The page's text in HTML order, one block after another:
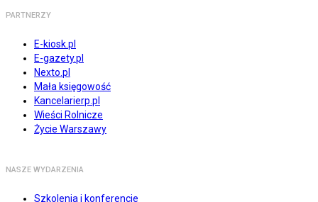
PARTNERZY
E-kiosk.pl
E-gazety.pl
Nexto.pl
Mała księgowość
Kancelarierp.pl
Wieści Rolnicze
Życie Warszawy
NASZE WYDARZENIA
Szkolenia i konferencje